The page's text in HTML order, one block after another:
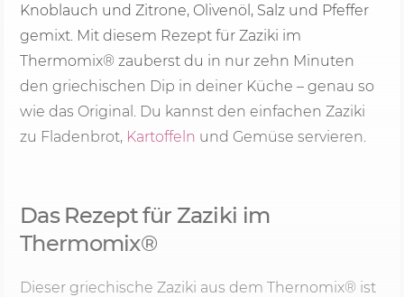
Knoblauch und Zitrone, Olivenöl, Salz und Pfeffer
gemixt. Mit diesem Rezept für Zaziki im
Thermomix® zauberst du in nur zehn Minuten
den griechischen Dip in deiner Küche – genau so
wie das Original. Du kannst den einfachen Zaziki
zu Fladenbrot, Kartoffeln und Gemüse servieren.
Das Rezept für Zaziki im
Thermomix®
Dieser griechische Zaziki aus dem Thernomix® ist